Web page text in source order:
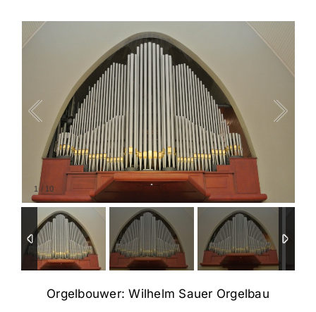
1 / 10
Orgelbouwer: Wilhelm Sauer Orgelbau